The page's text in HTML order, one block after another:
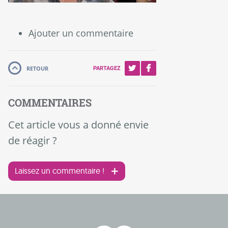
Ajouter un commentaire
RETOUR PARTAGEZ
COMMENTAIRES
Cet article vous a donné envie
de réagir ?
Laissez un commentaire !